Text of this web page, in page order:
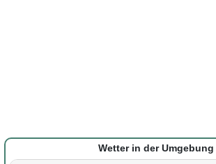
Wetter in der Umgebung